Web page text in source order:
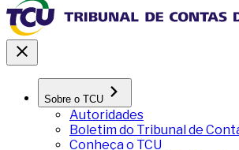
Sobre o TCU
Autoridades
Boletim do Tribunal de
Conheça o TCU